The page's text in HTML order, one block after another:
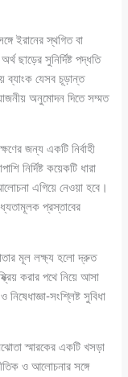
ইরানের স্থগিত বা
ছাড়ের সুনির্দিষ্ট পদ্ধতি
ব্যাংক যেসব চূড়ান্ত
অনুমোদন দিতে সম্মত
জন্য একটি নির্বাহী
নির্দিষ্ট কয়েকটি ধারা
এগিয়ে নেওয়া হবে।
প্রস্তাবের
মূল লক্ষ্য হলো দ্রুত
করার পথে নিয়ে আসা
সংশ্লিষ্ট সুবিধা
স্মারকের একটি খসড়া
ও আলোচনার সঙ্গে